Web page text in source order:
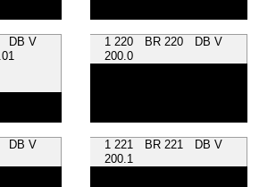
DB V
1 220 BR 220 DB V
200.0
DB V
1 221 BR 221 DB V
200.1